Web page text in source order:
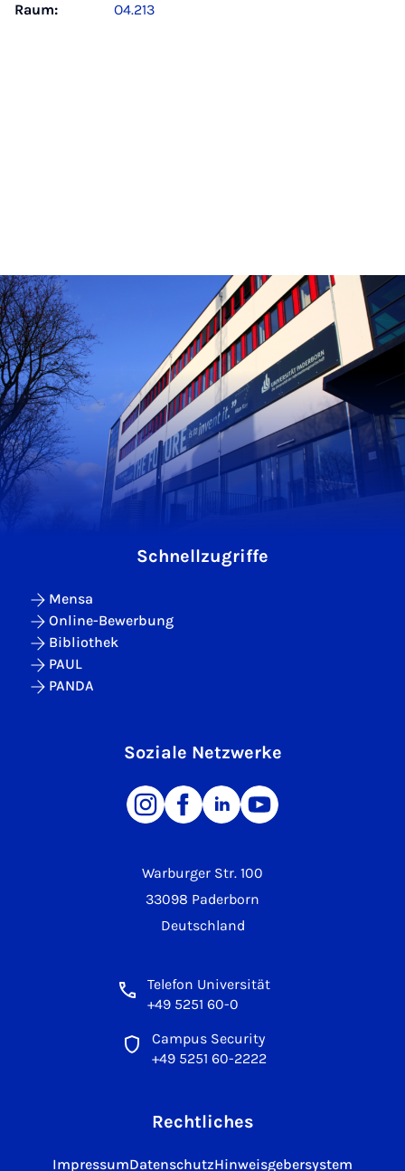
Raum: O4.213
Warburger Str. 100
33098 Paderborn
Deutschland
Telefon Universität
+49 5251 60-0
Campus Security
+49 5251 60-2222
Schnellzugriffe
Mensa
Online-Bewerbung
Bibliothek
PAUL
PANDA
Soziale Netzwerke
Rechtliches
ImpressumDatenschutzHinweisgebersystem